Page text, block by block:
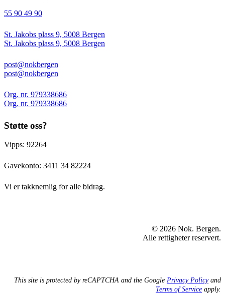
55 90 49 90
St. Jakobs plass 9, 5008 Bergen
St. Jakobs plass 9, 5008 Bergen
post@nokbergen
post@nokbergen
Org. nr. 979338686
Org. nr. 979338686
Støtte oss?
Vipps: 92264
Gavekonto: 3411 34 82224
Vi er takknemlig for alle bidrag.
© 2026 Nok. Bergen.
Alle rettigheter reservert.
This site is protected by reCAPTCHA and the Google Privacy Policyand
Terms of Service apply.